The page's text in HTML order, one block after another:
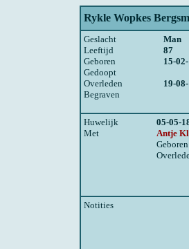
Rykle Wopkes
Geslacht
Man
Leeftijd
87
Geboren
15-
Gedoopt
Overleden
19-
Begraven
Huwelijk 05-05-
Met
Antje
Geboren
Notities